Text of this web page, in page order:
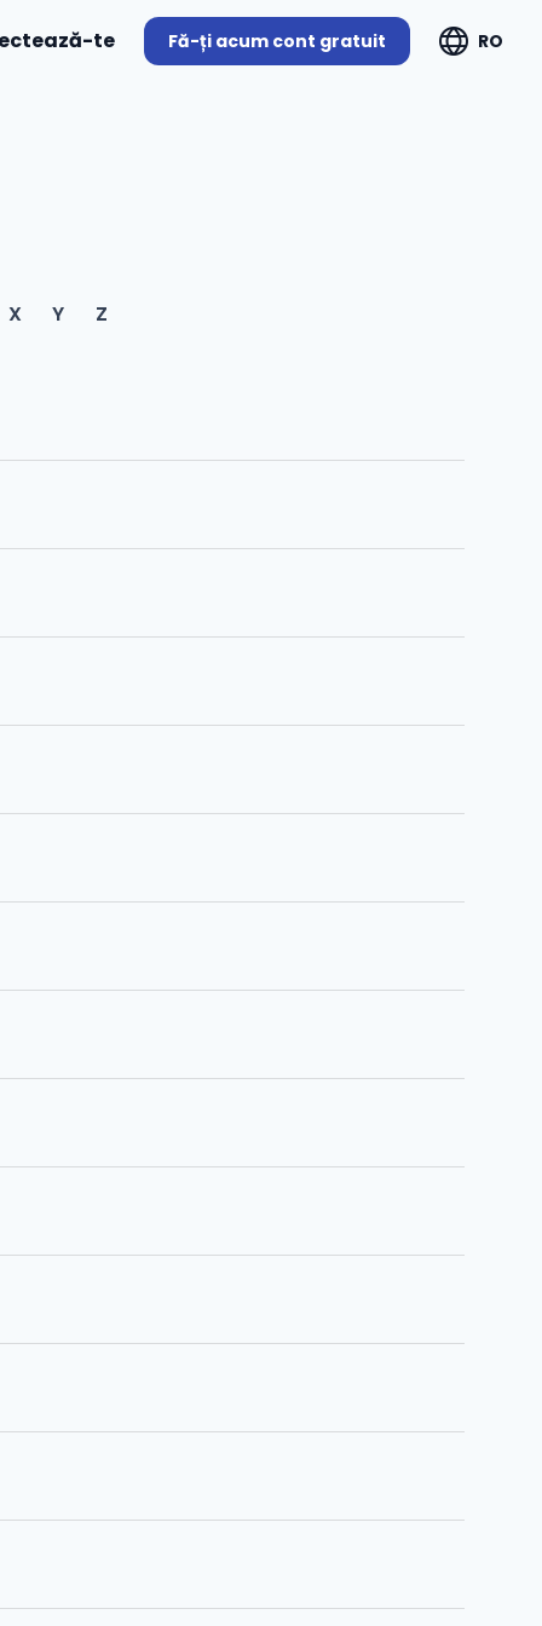
te Fă-ți acum cont gratuit RO
X Y Z